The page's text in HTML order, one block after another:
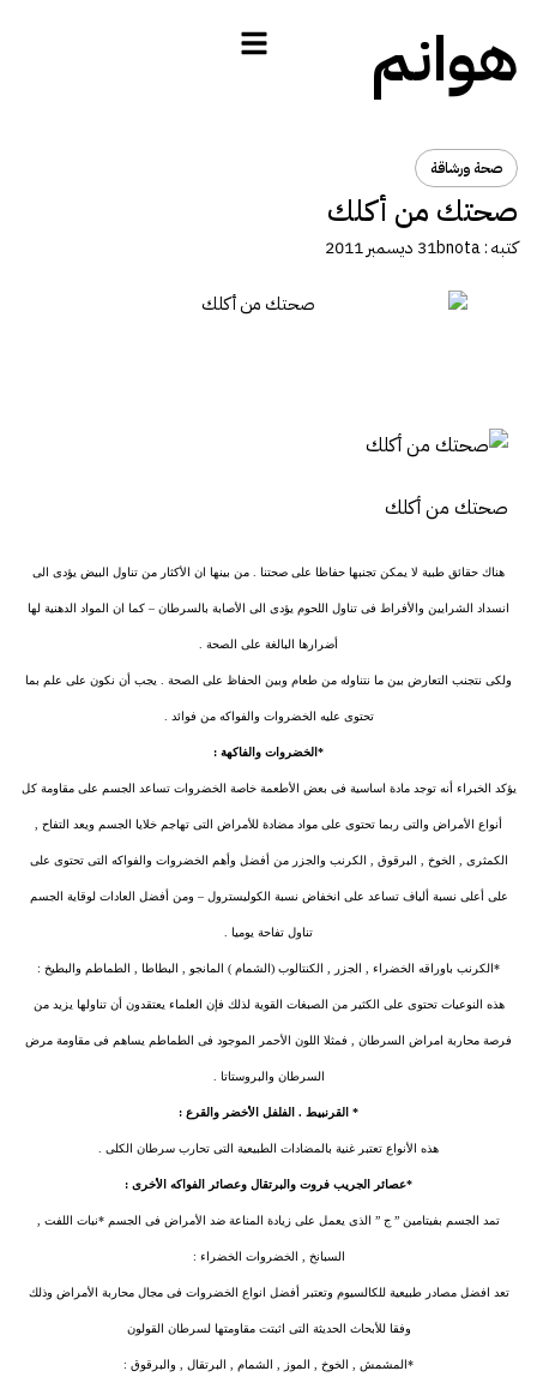
هوانم
صحة ورشاقة
صحتك من أكلك
كتبه :bnota31 ديسمبر 2011
صحتك من أكلك
هناك حقائق طبية لا يمكن تجنبها حفاظا على صحتنا . من بينها ان الأكثار من تناول البيض يؤدى الى
انسداد الشرايين والأفراط فى تناول اللحوم يؤدى الى الأصابة بالسرطان – كما ان المواد الدهنية لها
أضرارها البالغة على الصحة .
ولكى نتجنب التعارض بين ما نتناوله من طعام وبين الحفاظ على الصحة . يجب أن نكون على علم بما
تحتوى عليه الخضروات والفواكه من فوائد .
*الخضروات والفاكهة :
يؤكد الخبراء أنه توجد مادة اساسية فى بعض الأطعمة خاصة الخضروات تساعد الجسم على مقاومة كل
أنواع الأمراض والتى ربما تحتوى على مواد مضادة للأمراض التى تهاجم خلايا الجسم ويعد التفاح ,
الكمثرى , الخوخ , البرقوق , الكرنب والجزر من أفضل وأهم الخضروات والفواكه التى تحتوى على
على أعلى نسبة ألياف تساعد على انخفاض نسبة الكوليسترول – ومن أفضل العادات لوقاية الجسم
تناول تفاحة يوميا .
*الكرنب باوراقه الخضراء , الجزر , الكنتالوب (الشمام ) المانجو , البطاطا , الطماطم والبطيخ :
هذه النوعيات تحتوى على الكثير من الصبغات القوية لذلك فإن العلماء يعتقدون أن تناولها يزيد من
فرصة محاربة امراض السرطان , فمثلا اللون الأحمر الموجود فى الطماطم يساهم فى مقاومة مرض
السرطان والبروستاتا .
* القرنبيط . الفلفل الأخضر والقرع :
هذه الأنواع تعتبر غنية بالمضادات الطبيعية التى تحارب سرطان الكلى .
*عصائر الجريب فروت والبرتقال وعصائر الفواكه الأخرى :
تمد الجسم بفيتامين ” ج ” الذى يعمل على زيادة المناعة ضد الأمراض فى الجسم *نبات اللفت ,
السبانخ , الخضروات الخضراء :
تعد افضل مصادر طبيعية للكالسيوم وتعتبر أفضل انواع الخضروات فى مجال محاربة الأمراض وذلك
وفقا للأبحاث الحديثة التى اثبتت مقاومتها لسرطان القولون
*المشمش , الخوخ , الموز , الشمام , البرتقال , والبرقوق :